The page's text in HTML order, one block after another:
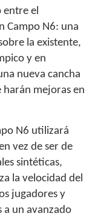
entre el
Campo N6: una
la existente,
y en
nueva cancha
mejoras en
N6 utilizará
vez de ser de
sintéticas,
la velocidad del
jugadores y
a un avanzado